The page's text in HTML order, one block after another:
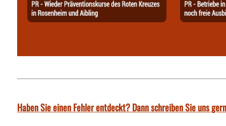
Haben Sie einen Fehler entdeckt? Dann schreiben Sie uns